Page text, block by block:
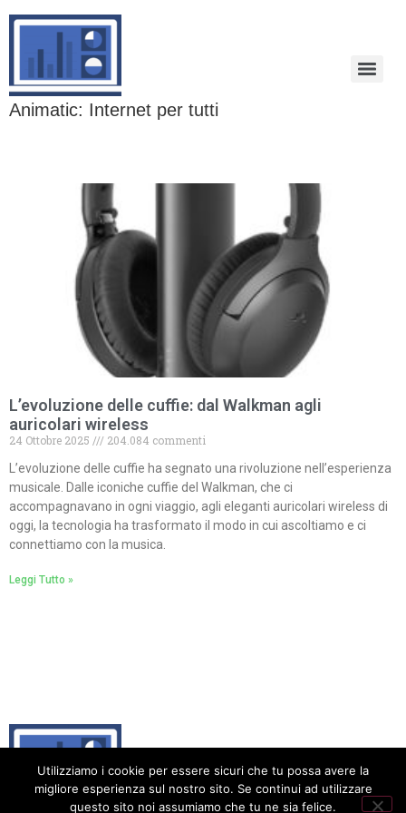
Animatic: Internet per tutti
L’evoluzione delle cuffie: dal Walkman agli
auricolari wireless
24 Ottobre 2025
204.084 commenti
L’evoluzione delle cuffie ha segnato una rivoluzione nell’esperienza
musicale. Dalle iconiche cuffie del Walkman, che ci
accompagnavano in ogni viaggio, agli eleganti auricolari wireless di
oggi, la tecnologia ha trasformato il modo in cui ascoltiamo e ci
connettiamo con la musica.
Leggi Tutto »
Utilizziamo i cookie per essere sicuri che tu possa avere la
migliore esperienza sul nostro sito. Se continui ad utilizzare
questo sito noi assumiamo che tu ne sia felice.